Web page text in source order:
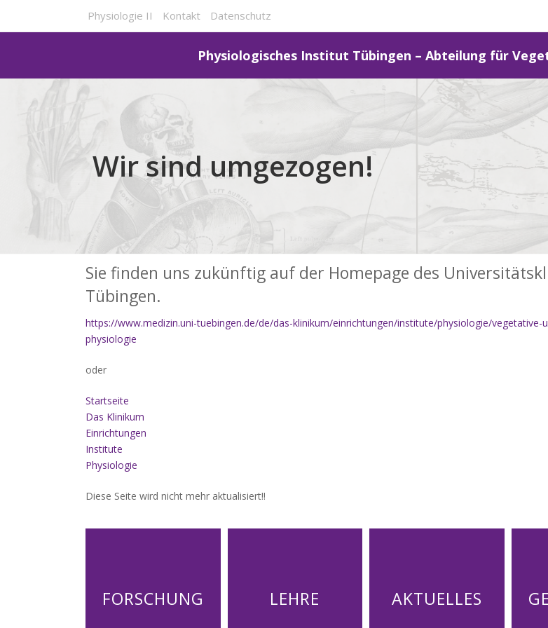
Physiologie II Kontakt Datenschutz
Physiologisches Institut Tübingen – Abteilung für
Wir sind umgezogen!
Sie finden uns zukünftig auf der Homepage des
Tübingen.
https://www.medizin.uni-tuebingen.de/de/das-klinikum/einrichtungen/institute/physiologie/vegetative-
physiologie
oder
Startseite
Das Klinikum
Einrichtungen
Institute
Physiologie
Diese Seite wird nicht mehr aktualisiert!!
FORSCHUNG LEHRE AKTUELLES